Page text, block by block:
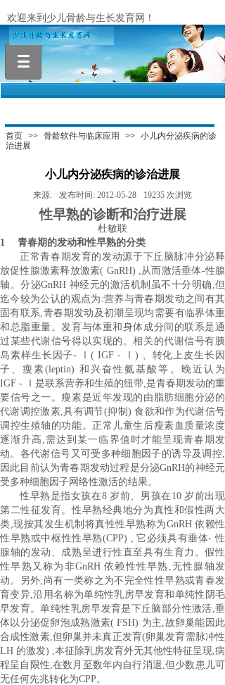
欢迎来到少儿骨龄与生长发育网！
首页 >> 骨龄软件与临床应用 >> 小儿内分泌疾病的诊
治进展
小儿内分泌疾病的诊治进展
来源: 发布时间: 2012-05-28 19235 次浏览
性早熟的诊断和治疗进展
杜敏联
1 青春期的发动和性早熟的分类
正常青春期发育的发动源于下丘脑脉冲分泌释
放促性腺激素释放激素( GnRH) ,从而激活垂体-性腺
轴。分泌GnRH 神经元的激活机制虽不十分明确,但
迄今较为公认的观点为:营养与青春期发动之间有其
固有联系,青春期发动及初潮呈现均需要有临界体重
和总脂重量。发育与体重和身体成分间的联系是通
过某些代谢信号得以实现的。相关的代谢信号有胰
岛素样生长因子- Ⅰ( IGF - Ⅰ) 、转化上皮生长因
子、瘦素(leptin) 和兴奋性氨基酸等。晚近认为
IGF - Ⅰ是联系营养和生殖的纽带,是青春期发动的重
要信号之一。瘦素是近年发现的由脂肪细胞分泌的
代谢调控激素,具有调节(抑制) 食欲和作为代谢信号
调控生殖轴的功能。正常儿童生后瘦素血质量浓度
逐渐升高,需达到某一临界值时才能呈现青春期发
动。各代谢信号又可受多种细胞因子的诱导及调控,
因此目前认为青春期发动过程是分泌GnRH的神经元
受多种细胞因子网络性激活的结果。
性早熟是指女孩在8 岁前、男孩在10 岁前出现
第二性征发育。性早熟经典地分为真性和假性两大
类,现按其发生机制将真性性早熟称为GnRH 依赖性
性早熟或中枢性性早熟(CPP) , 它必须具有垂体- 性
腺轴的发动、成熟呈进行性直至具有生育力。假性
性早熟又称为非GnRH 依赖性性早熟,无性腺轴发
动。另外,尚有一类称之为不完全性性早熟或青春发
育变异,沿用名称为单纯性乳房早发育和单纯性阴毛
早发育。单纯性乳房早发育是下丘脑部分性激活,垂
体以分泌促卵泡成熟激素( FSH) 为主,故卵巢能因此
合成性激素,但卵巢并未真正发育(卵巢发育需脉冲性
LH 的激发) ,本征除乳房发育外无其他性特征呈现,病
程呈自限性,在数月至数年内自行消退,但少数患儿可
无任何先兆转化为CPP。